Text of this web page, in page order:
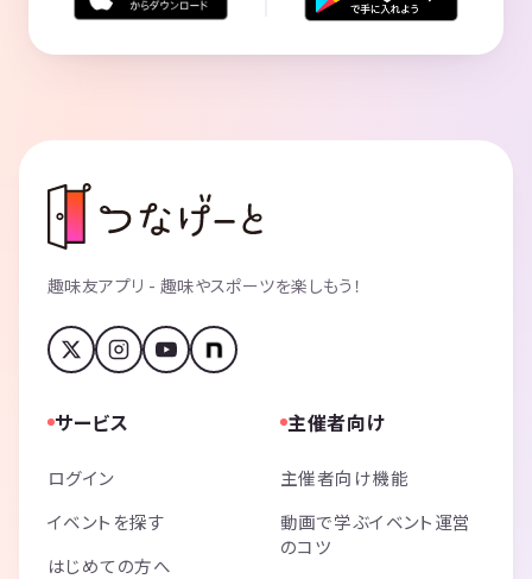
趣味友アプリ - 趣味やスポーツを楽しもう！
サービス
ログイン
イベントを探す
はじめての方へ
主催者向け
主催者向け機能
動画で学ぶイベント運営
のコツ